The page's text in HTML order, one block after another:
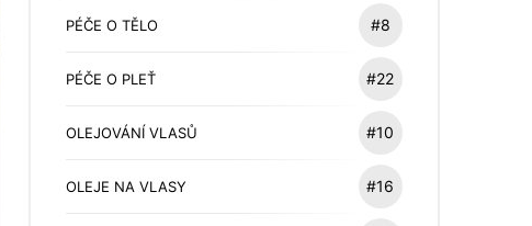
PÉČE O TĚLO #8
PÉČE O PLEŤ #22
OLEJOVÁNÍ VLASŮ #10
OLEJE NA VLASY #16